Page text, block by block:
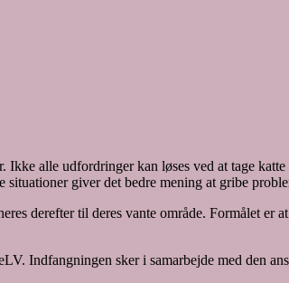
alle udfordringer kan løses ved at tage
giver det bedre mening at gribe
derefter til deres vante område. Formålet er
Indfangningen sker i samarbejde med den